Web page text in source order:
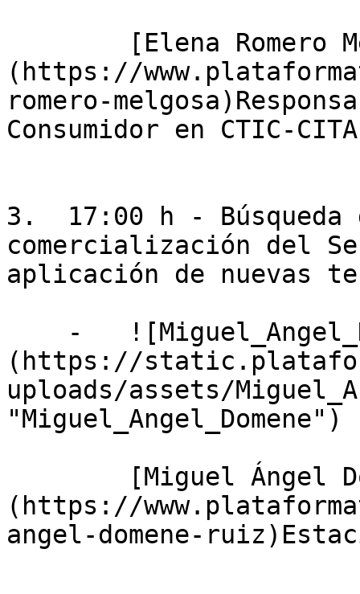
(https://
romero-
Consumidor en CTIC-CITA
3.  17:00 h -
comercialización del
aplicación de nuevas
(https://
uploads/assets/
"Miguel_Angel_Domene")
(https://
angel-domene-